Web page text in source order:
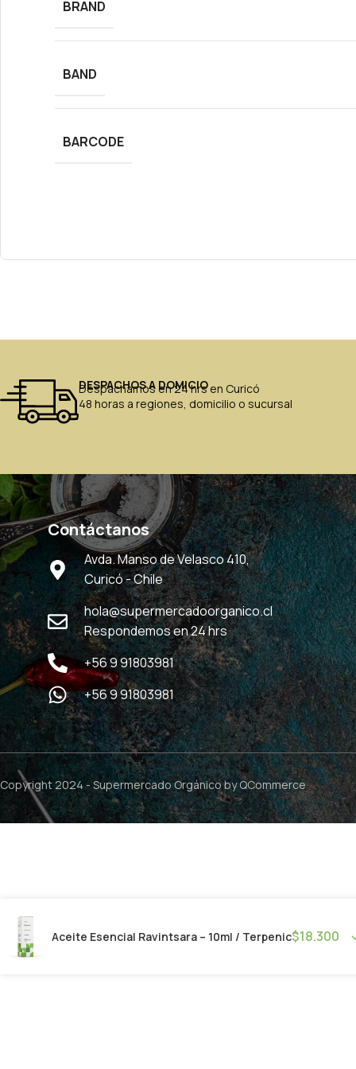
BRAND
BAND
BARCODE
DESPACHOS A DOMICIO
Despachamos en 24 hrs en Curicó
48 horas a regiones, domicilio o sucursal
Contáctanos
Avda. Manso de Velasco 410,
Curicó - Chile
hola@supermercadoorganico.cl
Respondemos en 24 hrs
+56 9 91803981
+56 9 91803981
Copyright 2024 -Supermercado Orgánicoby QCommerce
Aceite Esencial Ravintsara – 10ml / Terpenic$18.300